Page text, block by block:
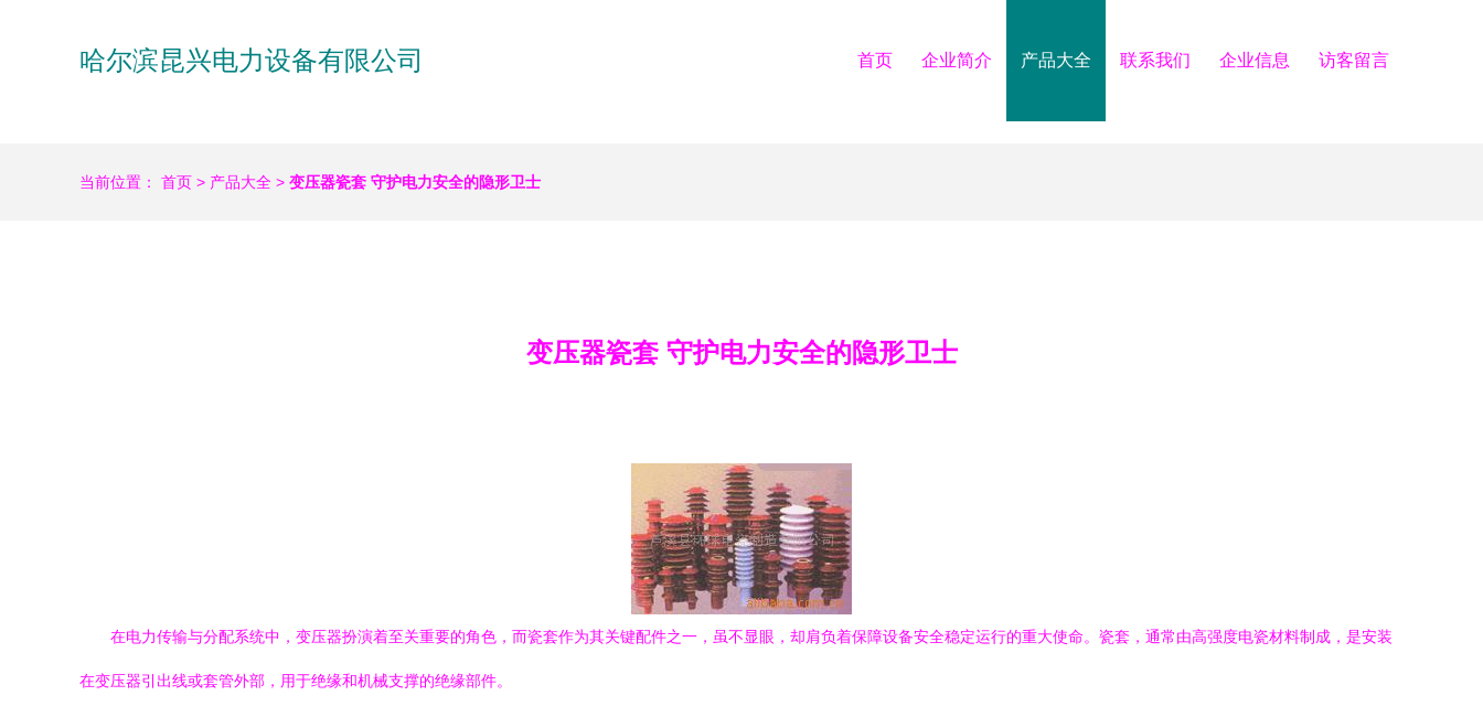
哈尔滨昆兴电力设备有限公司 首页 企业简介 产品大全 联系我们 企业信息 访客留言
当前位置： 首页 > 产品大全 > 变压器瓷套 守护电力安全的隐形卫士
变压器瓷套 守护电力安全的隐形卫士
在电力传输与分配系统中，变压器扮演着至关重要的角色，而瓷套作为其关键配件之一，虽不显眼，却肩负着保障设备安全稳定运行的重大使命。瓷套，通常由高强度电瓷材料制成，是安装
在变压器引出线或套管外部，用于绝缘和机械支撑的绝缘部件。